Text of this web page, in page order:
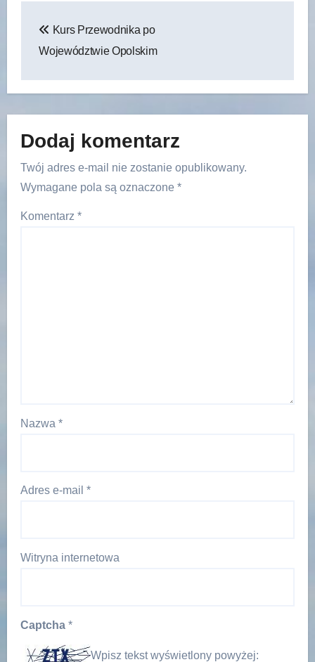
wpisu
Kurs Przewodnika po
Województwie Opolskim
Dodaj komentarz
Twój adres e-mail nie zostanie opublikowany.
Wymagane pola są oznaczone *
Komentarz *
Nazwa *
Adres e-mail *
Witryna internetowa
Captcha *
Wpisz tekst wyświetlony powyżej: